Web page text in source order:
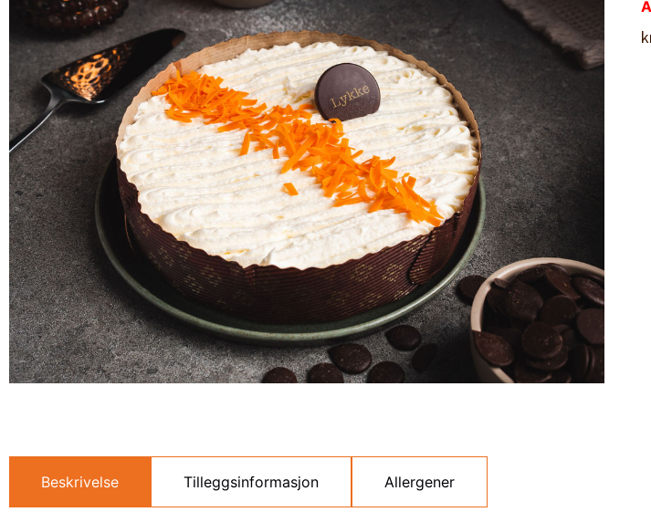
Beskrivelse Tilleggsinformasjon Allergener